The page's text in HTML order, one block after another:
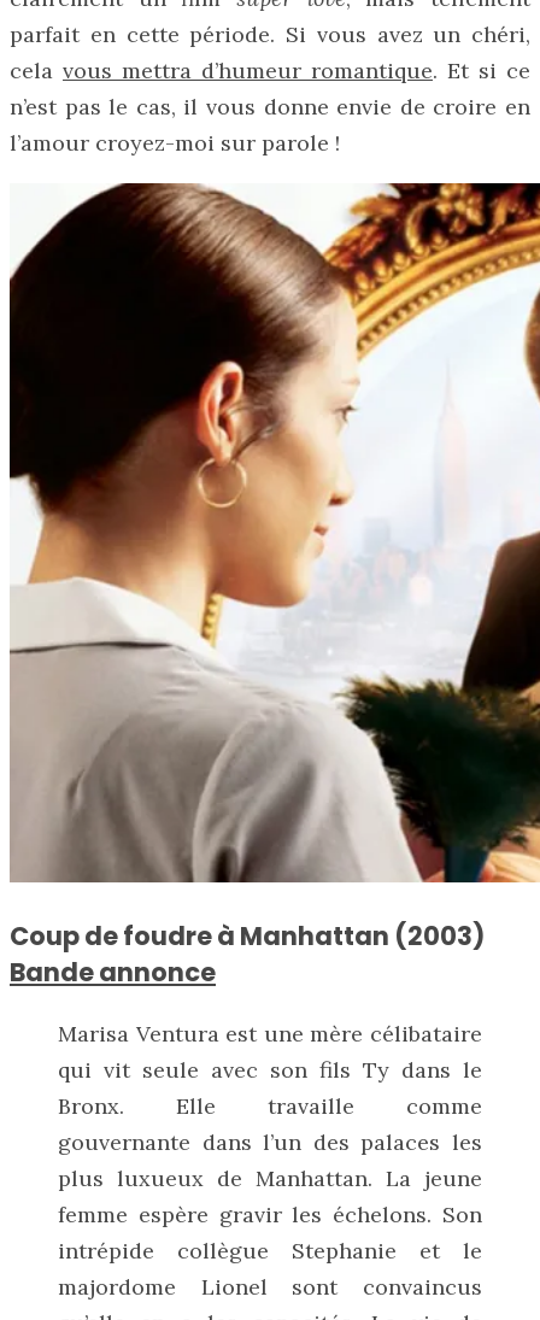
parfait en cette période. Si vous avez un chéri,
cela vous mettra d’humeur romantique. Et si ce
n’est pas le cas, il vous donne envie de croire en
l’amour croyez-moi sur parole !
Coup de foudre à Manhattan (2003)
Bande annonce
Marisa Ventura est une mère célibataire
qui vit seule avec son fils Ty dans le
Bronx. Elle travaille comme
gouvernante dans l’un des palaces les
plus luxueux de Manhattan. La jeune
femme espère gravir les échelons. Son
intrépide collègue Stephanie et le
majordome Lionel sont convaincus